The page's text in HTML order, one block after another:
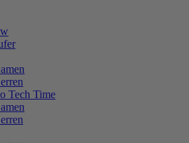
Tech Time